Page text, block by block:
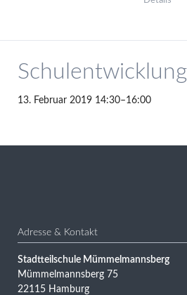
13. Februar 2019 14:30–16:00
Adresse & Kontakt
Stadtteilschule Mümmelmannsberg
Mümmelmannsberg 75
22115 Hamburg